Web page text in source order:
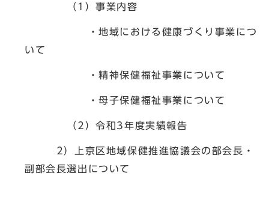
（1）事業内容
・地域における健康づくり事業につ
いて
・精神保健福祉事業について
・母子保健福祉事業について
（2）令和3年度実績報告
2）上京区地域保健推進協議会の部会長・
副部会長選出について